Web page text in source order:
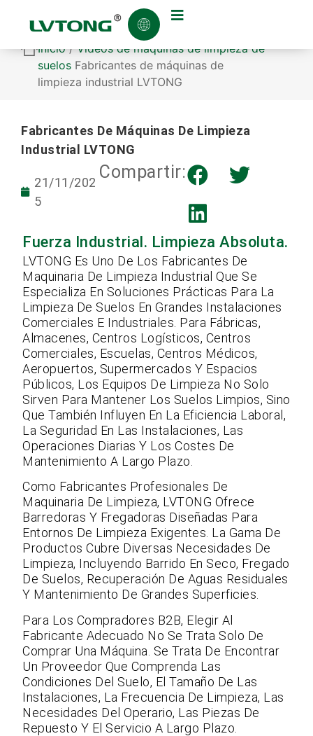
Inicio/Vídeos de máquinas de limpieza de
suelos Fabricantes de máquinas de
limpieza industrial LVTONG
Fabricantes De Máquinas De Limpieza
Industrial LVTONG
21/11/202
5
Compartir:
Fuerza Industrial. Limpieza Absoluta.
LVTONG Es Uno De Los Fabricantes De
Maquinaria De Limpieza Industrial Que Se
Especializa En Soluciones Prácticas Para La
Limpieza De Suelos En Grandes Instalaciones
Comerciales E Industriales. Para Fábricas,
Almacenes, Centros Logísticos, Centros
Comerciales, Escuelas, Centros Médicos,
Aeropuertos, Supermercados Y Espacios
Públicos, Los Equipos De Limpieza No Solo
Sirven Para Mantener Los Suelos Limpios, Sino
Que También Influyen En La Eficiencia Laboral,
La Seguridad En Las Instalaciones, Las
Operaciones Diarias Y Los Costes De
Mantenimiento A Largo Plazo.
Como Fabricantes Profesionales De
Maquinaria De Limpieza, LVTONG Ofrece
Barredoras Y Fregadoras Diseñadas Para
Entornos De Limpieza Exigentes. La Gama De
Productos Cubre Diversas Necesidades De
Limpieza, Incluyendo Barrido En Seco, Fregado
De Suelos, Recuperación De Aguas Residuales
Y Mantenimiento De Grandes Superficies.
Para Los Compradores B2B, Elegir Al
Fabricante Adecuado No Se Trata Solo De
Comprar Una Máquina. Se Trata De Encontrar
Un Proveedor Que Comprenda Las
Condiciones Del Suelo, El Tamaño De Las
Instalaciones, La Frecuencia De Limpieza, Las
Necesidades Del Operario, Las Piezas De
Repuesto Y El Servicio A Largo Plazo.